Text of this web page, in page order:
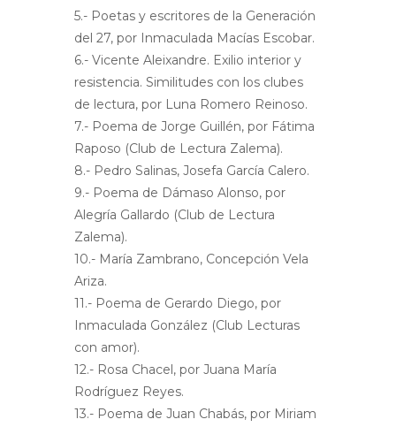
5.- Poetas y escritores de la Generación
del 27, por Inmaculada Macías Escobar.
6.- Vicente Aleixandre. Exilio interior y
resistencia. Similitudes con los clubes
de lectura, por Luna Romero Reinoso.
7.- Poema de Jorge Guillén, por Fátima
Raposo (Club de Lectura Zalema).
8.- Pedro Salinas, Josefa García Calero.
9.- Poema de Dámaso Alonso, por
Alegría Gallardo (Club de Lectura
Zalema).
10.- María Zambrano, Concepción Vela
Ariza.
11.- Poema de Gerardo Diego, por
Inmaculada González (Club Lecturas
con amor).
12.- Rosa Chacel, por Juana María
Rodríguez Reyes.
13.- Poema de Juan Chabás, por Miriam